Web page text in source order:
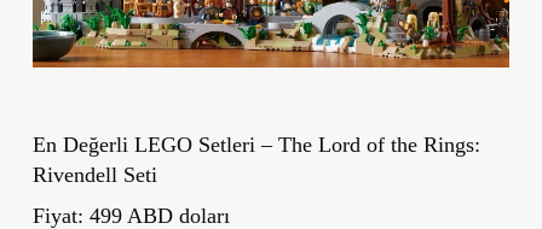
En Değerli LEGO Setleri – The Lord of the Rings:
Rivendell Seti
Fiyat: 499 ABD doları